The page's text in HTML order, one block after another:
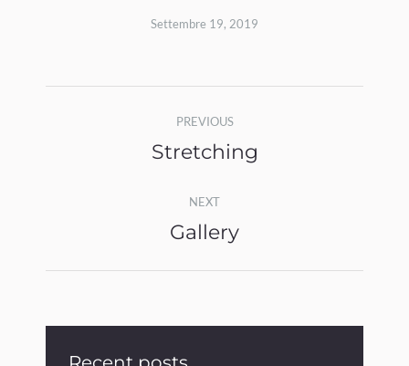
Settembre 19, 2019
navigation
PREVIOUS
Previous
Stretching
NEXT
Next
Gallery